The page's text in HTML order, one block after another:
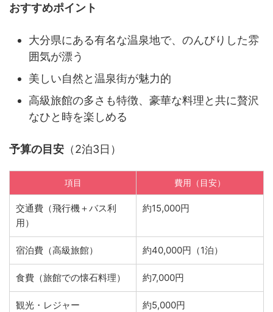
おすすめポイント
大分県にある有名な温泉地で、のんびりした雰
囲気が漂う
美しい自然と温泉街が魅力的
高級旅館の多さも特徴、豪華な料理と共に贅沢
なひと時を楽しめる
予算の目安 （2泊3日）
項目 費用（目安）
交通費（飛行機＋バス利
用）
約15,000円
宿泊費（高級旅館） 約40,000円（1泊）
食費（旅館での懐石料理） 約7,000円
観光・レジャー 約5,000円